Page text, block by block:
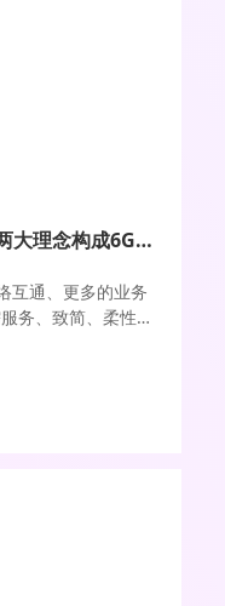
中国移动粟栗：“信任+安全”两大理念构成6G可信内生安全体系
互通、更多的业务
务、致简、柔性、
开放环境下的安